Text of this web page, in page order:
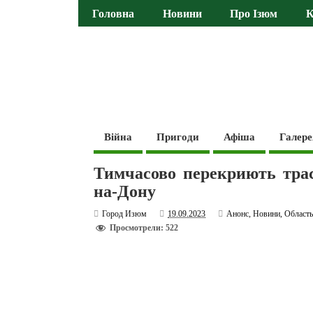
Головна Новини Про Ізюм
Війна Пригоди Афіша
Тимчасово перекриють
на-Дону
Город Изюм 19.09.2023 Анонс,Новини,Область
Просмотрели: 522